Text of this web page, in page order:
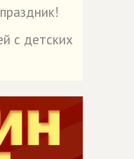
с детских